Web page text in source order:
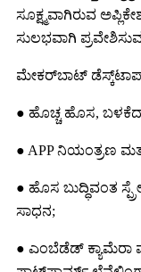
ಸೂಕ್ಷ್ಮವಾಗಿರುವ
ಸುಲಭವಾಗಿ
ಮೇಕರ್‌ಬಾಟ್
● ಹೊಚ್ಚ ಹೊಸ,
● APP ನಿಯಂತ್ರಣ
● ಹೊಸ ಬುದ್ಧಿವಂತ
ಸಾಧನ;
● ಎಂಬೆಡೆಡ್ ಕ್ಯಾಮೆರಾ